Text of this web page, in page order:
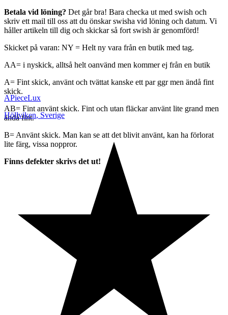
Betala vid löning? Det går bra! Bara checka ut med swish och
skriv ett mail till oss att du önskar swisha vid löning och datum. Vi
håller artikeln till dig och skickar så fort swish är genomförd!
Skicket på varan: NY = Helt ny vara från en butik med tag.
AA= i nyskick, alltså helt oanvänd men kommer ej från en butik
A= Fint skick, använt och tvättat kanske ett par ggr men ändå fint
skick.
AB= Fint använt skick. Fint och utan fläckar använt lite grand men
ändå fint.
B= Använt skick. Man kan se att det blivit använt, kan ha förlorat
lite färg, vissa noppror.
Finns defekter skrivs det ut!
APieceLux
Höllviken, Sverige